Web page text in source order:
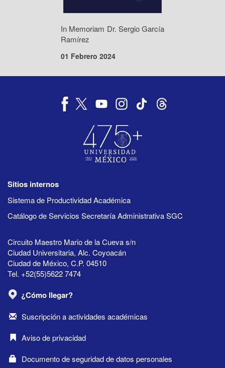
In Memoriam Dr. Sergio García
Ramírez
01 Febrero 2024
Sitios internos
Sistema de Productividad Académica
Catálogo de Servicios Secretaría Administrativa SGC
Circuito Maestro Mario de la Cueva s/n
Ciudad Universitaria, Alc. Coyoacán
Ciudad de México, C.P. 04510
Tel. +52(55)5622 7474
¿Cómo llegar?
Suscripción a actividades académicas
Aviso de privacidad
Documento de seguridad de datos personales